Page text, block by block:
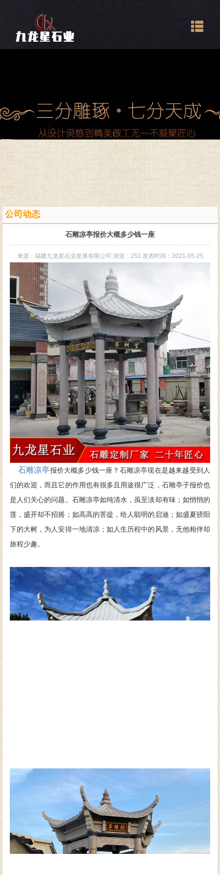
公司动态
石雕凉亭报价大概多少钱一座
来源：福建九龙星石业发展有限公司 浏览：251 发表时间：2021-05-25
石雕凉亭报价大概多少钱一座？石雕凉亭现在是越来越受到人
们的欢迎，而且它的作用也有很多且用途很广泛，石雕亭子报价也
是人们关心的问题。石雕凉亭如纯清水，虽至淡却有味；如悄悄的
莲，盛开却不招摇；如高高的菩提，给人聪明的启迪；如盛夏骄阳
下的大树，为人安排一地清凉；如人生历程中的风景，无他相伴却
旅程少趣。